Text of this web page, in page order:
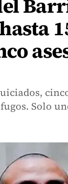
Solo